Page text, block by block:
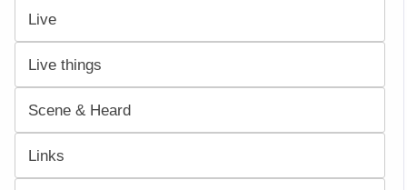
Live
Live things
Scene & Heard
Links